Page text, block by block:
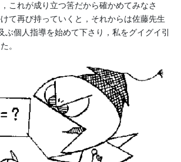
これが成り立つ筈だから確かめてみなさ
て再び持っていくと，それからは佐藤先生
ぶ個人指導を始めて下さり，私をグイグイ引
。